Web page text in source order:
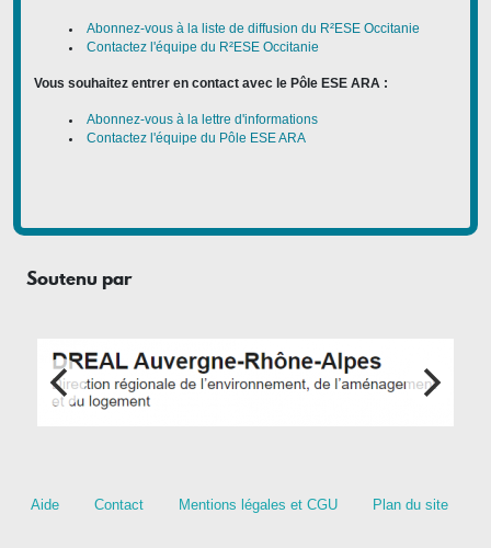
Abonnez-vous à la liste de diffusion du R²ESE Occitanie
Contactez l'équipe du R²ESE Occitanie
Vous souhaitez entrer en contact avec le Pôle ESE ARA :
Abonnez-vous à la lettre d'informations
Contactez l'équipe du Pôle ESE ARA
Soutenu par
Aide Contact Mentions légales et CGU Plan du site